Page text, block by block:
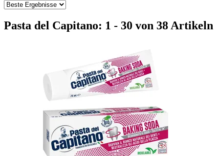
Pasta del Capitano: 1 - 30 von 38 Artikeln